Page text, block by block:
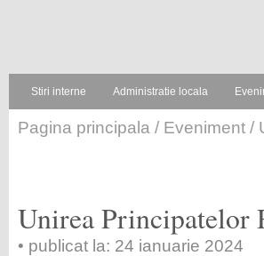
Stiri interne Administratie locala
Pagina principala / Eveniment /
Unirea Principatelor
• publicat la: 24 ianuarie 2024